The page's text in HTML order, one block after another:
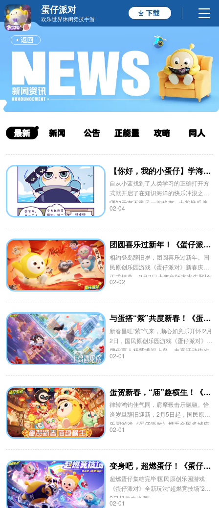
蛋仔派对
欢乐世界休闲竞技手游
最新 新闻 公告 正能量 攻略 同人
【你好，我的小蛋仔】学海有涯
自从小蓝找到了人类学习的正确打开方
式就开启了在知识海洋的快乐冲浪之旅
哪知天有不测风云海也有...大爷携瓜挡
路？原来是人类小区“情报局”稳定发力三
02-04
团圆喜乐过新年！《蛋仔派对》小年夜版本欢乐上线，春节多重惊喜前瞻来袭
相约登岛辞旧岁，团圆喜乐过新年。国
民原创乐园游戏《蛋仔派对》新春庆典
正式揭幕，2月2日小年夜版本率先登场!
02-02
与蛋搭“紫”共度新春！《蛋仔派对》品牌代言人杨紫定制福利活动上线！
新春昌旺“紫”气来，顺心如意乐开怀!2月
2日，国民原创乐园游戏《蛋仔派对》品
牌代言人杨紫携福上岛，丰富活动依次
奉上，七种好礼持续派送，更有蛋仔岛
02-01
蛋贺新春，“庙”趣横生！《蛋仔派对》线下43场新春庙会欢乐相聚，独家好礼惊喜派送
律转鸿钧佳气同，肩摩毂击乐融融。恰
逢岁旦辞旧迎新，2月5日起，国民原创
乐园游戏《蛋仔派对》携手全国多城庙
会庆典共贺新春。
02-01
变身吧，超燃蛋仔！《蛋仔派对》全新玩法“超燃竞技场”热血来袭
超燃蛋仔集结完毕!国民原创乐园游戏
《蛋仔派对》全新玩法“超燃竞技场”2月
2日起热血来袭!
02-01